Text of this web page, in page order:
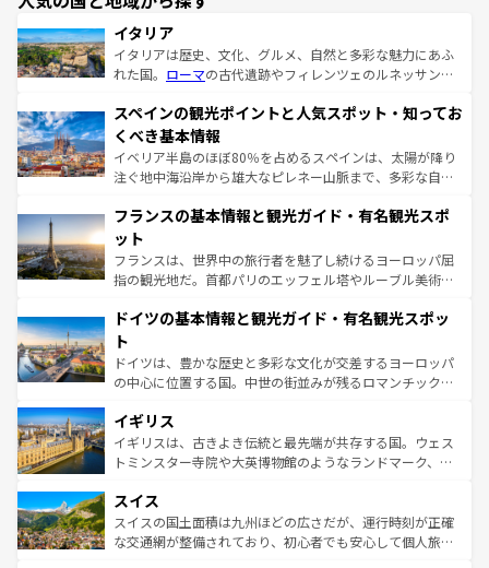
イタリア
イタリアは歴史、文化、グルメ、自然と多彩な魅力にあふ
れた国。 ローマの古代遺跡やフィレンツェのルネッサンス
ろん、トスカーナの美しい田園風景やアマルフィ海岸の絶
景など、自然景観も見逃せない。観光の合間には、本場の
ピザやパスタなど、絶品のイタリア料理を堪能することも
できる。朝目覚めてから夜眠るまで、すべての瞬間を楽し
なお、新着のイタリア情報はコンテンツ一覧を参照してほ
しい。
スペインの観光ポイントと人気スポット・知ってお
くべき基本情報
イベリア半島のほぼ80％を占めるスペインは、太陽が降り
注ぐ地中海沿岸から雄大なピレネー山脈まで、多彩な自然
文化が根付くこの国では、情熱的なフラメンコ、熱気あふ
れる闘牛、そして美味しいタパスが生活の一部となってい
る。首都マドリードの洗練された雰囲気や、バルセロナの
アートに溢れた街角から、地方では古代ローマ遺跡や中世
せる。地方によって風土や気候が異なるスペインはその個
ンテンツ一覧 を参照してほしい。
フランスの基本情報と観光ガイド・有名観光スポ
ット
フランスは、世界中の旅行者を魅了し続けるヨーロッパ屈
指の観光地だ。首都パリのエッフェル塔やルーブル美術館
で、幅広い魅力が詰まっている。華麗な宮殿、歴史的な大
聖堂、美しいビーチ、そして豊かな自然が、訪れる者を心
から魅了する。また、フランスは美食の国としても知ら
れ、フランス料理はユネスコ無形文化遺産にも登録されて
香り高いラベンダー畑など、多彩な楽しみ方が可能だ。さ
らに、パリ以外の地域にも魅力が溢れており、どの街角に
も豊かな歴史と文化が息づいている。パリ以外の個性あふ
を参照してほしい。
ドイツの基本情報と観光ガイド・有名観光スポッ
ト
ドイツは、豊かな歴史と多彩な文化が交差するヨーロッパ
の中心に位置する国。中世の街並みが残るロマンチック街
顔を持つこの国は、どこを歩いても飽きることがない。ベ
ルリンの文化的活気、バイエルン州のアルプスの絶景、そ
してライン川沿いのワイン畑といった風景は必見。ビール
は、お酒好きな人にはぜひ体験してほしい。 なお、新着の
ドイツ情報はコンテンツ一覧を参照してほしい。
イギリス
イギリスは、古きよき伝統と最先端が共存する国。ウェス
トミンスター寺院や大英博物館のようなランドマーク、歴
リアごとに異なる魅力がある。また、優雅なアフタヌーン
ティー、ビール好きにはたまらない英国パブ、サッカー観
戦など、本場だからこそできる体験も豊富。イギリスを旅
スイス
スイスの国土面積は九州ほどの広さだが、運行時刻が正確
な交通網が整備されており、初心者でも安心して個人旅行